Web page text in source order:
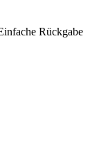
Rückgabe